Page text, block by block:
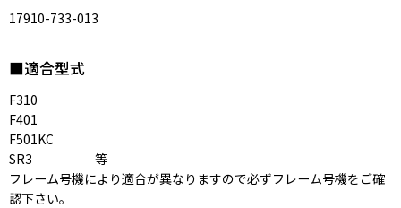
17910-733-013
■適合型式
F310
F401
F501KC
SR3 等
フレーム号機により適合が異なりますので必ずフレーム号機をご確
認下さい。